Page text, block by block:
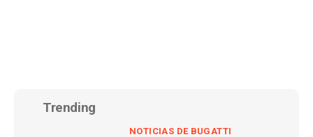
Trending
NOTICIAS DE BUGATTI